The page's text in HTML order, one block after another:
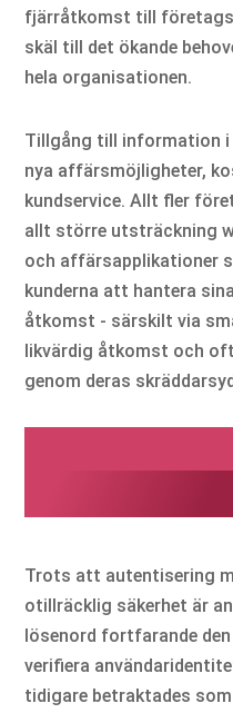
fjärråtkomst till
skäl till det ökande
hela organisationen.
Tillgång till information
nya affärsmöjligheter,
kundservice. Allt fler
allt större utsträckning
och affärsapplikationer
kunderna att hantera
åtkomst - särskilt via
likvärdig åtkomst och
genom deras
Trots att autentisering
otillräcklig säkerhet är
lösenord fortfarande
verifiera
tidigare betraktades